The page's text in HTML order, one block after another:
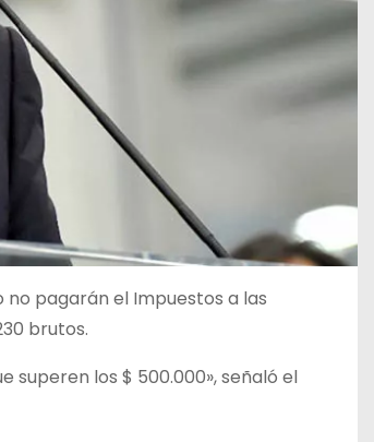
no pagarán el Impuestos a las
brutos.
superen los $ 500.000», señaló el